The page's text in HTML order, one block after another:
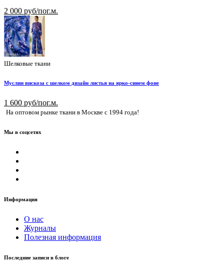
2 000 руб/пог.м.
Шелковые ткани
Муслин вискоза с шелком дизайн листья на ярко-синем фоне
1 600 руб/пог.м.
На оптовом рынке ткани в Москве с 1994 года!
Мы в соцсетях
Информация
О нас
Журналы
Полезная информация
Последние записи в блоге